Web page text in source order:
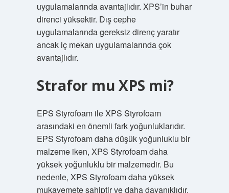
uygulamalarında avantajlıdır. XPS’in buhar
direnci yüksektir. Dış cephe
uygulamalarında gereksiz direnç yaratır
ancak iç mekan uygulamalarında çok
avantajlıdır.
Strafor mu XPS mi?
EPS Styrofoam ile XPS Styrofoam
arasındaki en önemli fark yoğunluklarıdır.
EPS Styrofoam daha düşük yoğunluklu bir
malzeme iken, XPS Styrofoam daha
yüksek yoğunluklu bir malzemedir. Bu
nedenle, XPS Styrofoam daha yüksek
mukavemete sahiptir ve daha dayanıklıdır.